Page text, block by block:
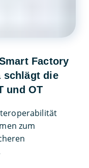
Factory
schlägt die
und OT
zum